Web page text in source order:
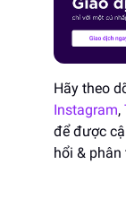
Hãy theo
Instagram,
để được
hổi &